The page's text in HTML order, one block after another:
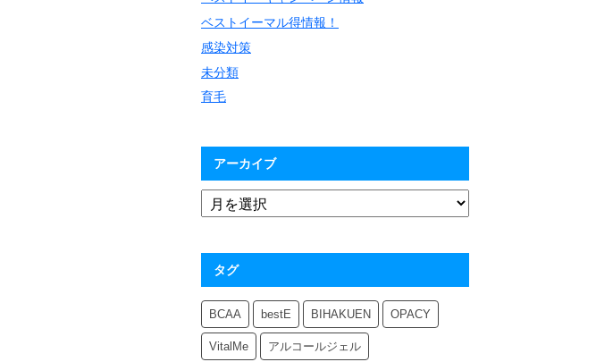
ベストイーマル得情報！
感染対策
未分類
育毛
アーカイブ
タグ
BCAA bestE BIHAKUEN OPACY
VitalMe アルコールジェル